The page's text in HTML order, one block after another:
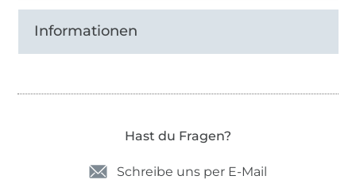
Informationen
Hast du Fragen?
Schreibe uns per E-Mail